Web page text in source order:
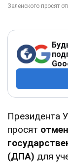
Президента
просят
(ДПА) для